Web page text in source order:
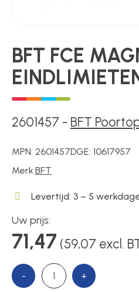
Toegangscontrole
Voedingen
Over ons
Contact
BFT FCE
2601457 - BFT
MPN: 2601457DGE:10617957
Merk:BFT
Levertijd: 3 – 5
Uw prijs:
71,47 (59,07 excl.
- +